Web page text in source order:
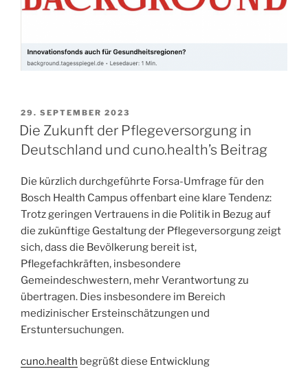
29. SEPTEMBER 2023
Die Zukunft der Pflegeversorgung in
Deutschland und cuno.health’s Beitrag
Die kürzlich durchgeführte Forsa-Umfrage für den
Bosch Health Campus offenbart eine klare Tendenz:
Trotz geringen Vertrauens in die Politik in Bezug auf
die zukünftige Gestaltung der Pflegeversorgung zeigt
sich, dass die Bevölkerung bereit ist,
Pflegefachkräften, insbesondere
Gemeindeschwestern, mehr Verantwortung zu
übertragen. Dies insbesondere im Bereich
medizinischer Ersteinschätzungen und
Erstuntersuchungen.
cuno.health begrüßt diese Entwicklung